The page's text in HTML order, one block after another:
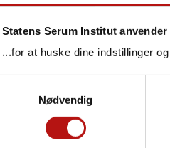
Statens Serum Institut
...for at huske dine indstillinger
Nødvendig